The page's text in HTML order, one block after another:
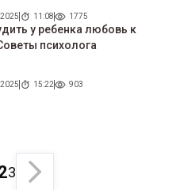
11:08 1775
у ребенка любовь к
психолога
15:22 903
3